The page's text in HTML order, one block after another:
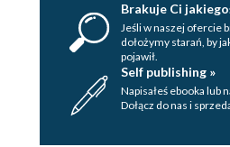
Brakuje Ci
Jeśli w naszej ofercie
dołożymy starań, by
pojawił.
Self publishing »
Napisałeś ebooka lub
Dołącz do nas i